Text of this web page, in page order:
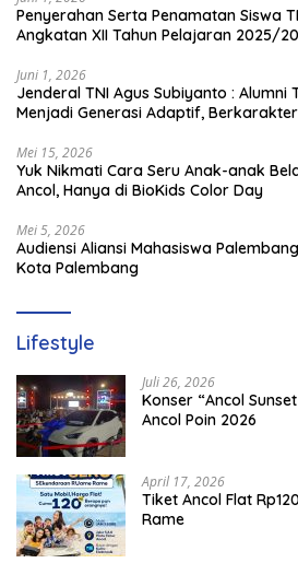
Penyerahan Serta Penamatan Siswa
Angkatan XII Tahun Pelajaran 2025/
Juni 1, 2026
Jenderal TNI Agus Subiyanto : Alumni
Menjadi Generasi Adaptif,
Mei 15, 2026
Yuk Nikmati Cara Seru Anak-anak
Ancol, Hanya di BioKids Color Day
Mei 5, 2026
Audiensi Aliansi Mahasiswa
Kota Palembang
Lifestyle
Juli 26, 2026
Konser “Ancol
Ancol Poin 2026
April 17, 2026
Tiket Ancol Flat
Rame